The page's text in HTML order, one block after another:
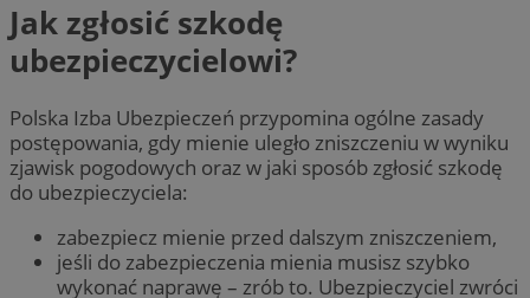
Jak zgłosić szkodę
ubezpieczycielowi?
Polska Izba Ubezpieczeń przypomina ogólne zasady
postępowania, gdy mienie uległo zniszczeniu w wyniku
zjawisk pogodowych oraz w jaki sposób zgłosić szkodę
do ubezpieczyciela:
zabezpiecz mienie przed dalszym zniszczeniem,
jeśli do zabezpieczenia mienia musisz szybko
wykonać naprawę – zrób to. Ubezpieczyciel zwróci